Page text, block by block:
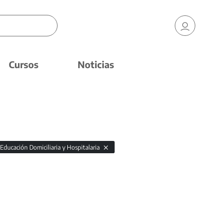
Cursos Noticias
Educación Domiciliaria y Hospitalaria